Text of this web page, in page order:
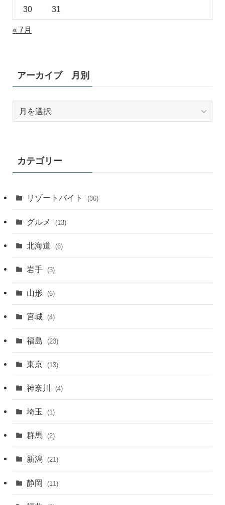
30 31
« 7月
アーカイブ 月別
ブ
カテゴリー
リゾートバイト (36)
グルメ (13)
北海道 (6)
岩手 (3)
山形 (6)
宮城 (4)
福島 (23)
東京 (13)
神奈川 (4)
埼玉 (1)
群馬 (2)
新潟 (21)
静岡 (11)